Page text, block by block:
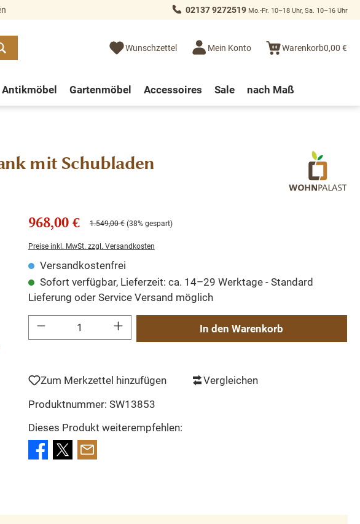
02137 9272519 Mo.-Fr. 10–18 Uhr, Sa. 10–16 Uhr
Wunschzettel Mein Konto Warenkorb0,00 €
Antikmöbel Gartenmöbel Accessoires Sale nach Maß
mit Schubladen
968,00 € 1.549,00 € (38% gespart)
Preise inkl. MwSt. zzgl. Versandkosten
Versandkostenfrei
Sofort verfügbar, Lieferzeit: ca. 14–29 Werktage - Standard
Lieferung oder Service Versand möglich
Produkt Anzahl: Gib den gewünschten Wert ein oder benutze die Schaltflächen um die Anzahl zu
In den Warenkorb
Zum Merkzettel hinzufügen
Vergleichen
Produktnummer: SW13853
Dieses Produkt weiterempfehlen: